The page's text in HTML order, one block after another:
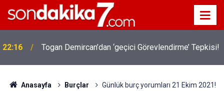
22:16 Togan Demircan’dan ‘geçici Görevlendirme’ Tepkisi!
Anasayfa Burçlar
Günlük burç yorumları 21 Ekim 2021!